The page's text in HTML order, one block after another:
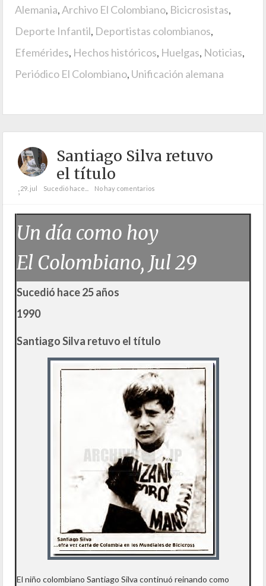
Alemania,Archivo El Colombiano, Bicicrosistas,
Deporte Infantil, Deportistas colombianos,
Efemérides, Hechos históricos, Huelgas, Noticias,
Periódico El Colombiano, Unificación alemana
Santiago Silva retuvo
el título
;29. jul Sucedió hace... No hay comentarios
Un día como hoy
El Colombiano, Jul 29
Sucedió hace 25 años
1990
Santiago Silva retuvo el título
El niño colombiano Santiago Silva continuó reinando como